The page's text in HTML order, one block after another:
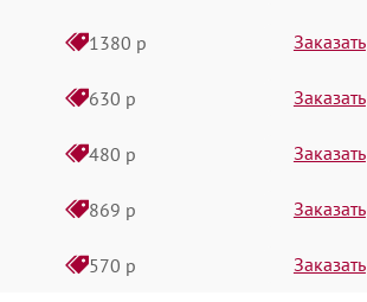
1380 р Заказать
630 р Заказать
480 р Заказать
869 р Заказать
570 р Заказать